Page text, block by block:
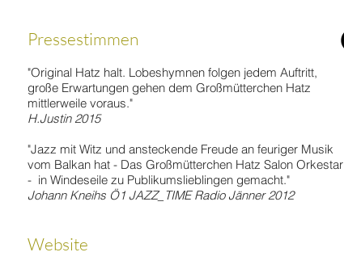
Pressestimmen
"Original Hatz halt. Lobeshymnen folgen jedem Auftritt,
große Erwartungen gehen dem Großmütterchen Hatz
mittlerweile voraus."
H.Justin 2015
"Jazz mit Witz und ansteckende Freude an feuriger Musik
vom Balkan hat - Das Großmütterchen Hatz Salon Orkestar
- in Windeseile zu Publikumslieblingen gemacht."
Johann Kneihs Ö1 JAZZ_TIME Radio Jänner 2012
Website